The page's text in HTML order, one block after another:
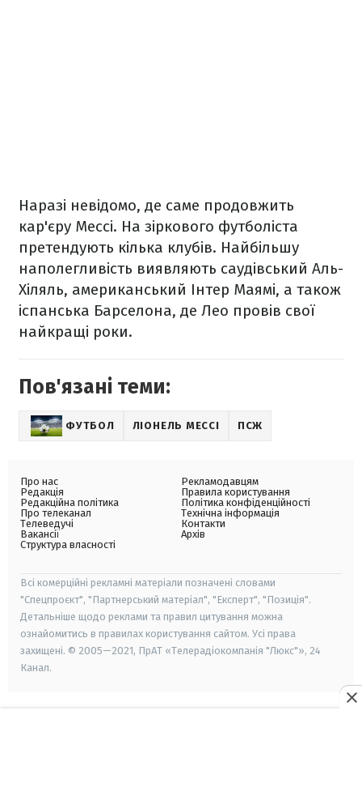
Наразі невідомо, де саме продовжить
кар'єру Мессі. На зіркового футболіста
претендують кілька клубів. Найбільшу
наполегливість виявляють саудівський Аль-
Хіляль, американський Інтер Маямі, а також
іспанська Барселона, де Лео провів свої
найкращі роки.
Пов'язані теми:
ФУТБОЛ ЛІОНЕЛЬ МЕССІ ПСЖ
Про нас
Редакція
Редакційна політика
Про телеканал
Телеведучі
Вакансії
Структура власності
Рекламодавцям
Правила користування
Політика конфіденційності
Технічна інформація
Контакти
Архів
Всі комерційні рекламні матеріали позначені словами
"Спецпроєкт", "Партнерський матеріал", "Експерт", "Позиція".
Детальніше щодо реклами та правил цитування можна
ознайомитись в правилах користування сайтом. Усі права
захищені. © 2005—2021, ПрАТ «Телерадіокомпанія "Люкс"», 24
Канал.